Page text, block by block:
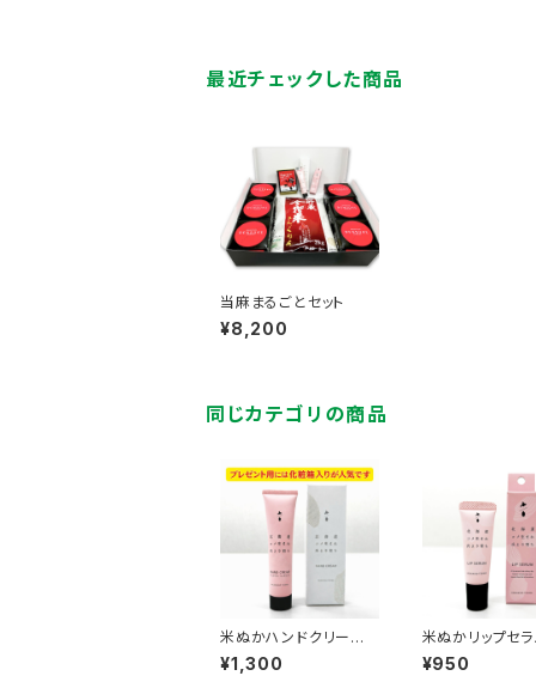
最近チェックした商品
当麻まるごとセット
¥8,200
同じカテゴリの商品
米ぬかハンドクリー
ム 化粧箱入り
¥1,300
米ぬかリップセ
¥950